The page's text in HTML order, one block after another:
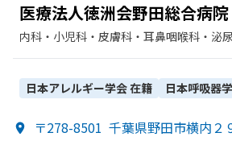
医療法人徳洲会野田総合病院
内科・​小児科・​皮膚科・​耳鼻咽喉科・​泌
科・​呼吸器外科・​臨床検査・病理診断・​
腺外科・​救急科・​形成外科・​血液内科・​神
日本アレルギー学会在籍 日本呼吸器
〒278-8501 千葉県野田市横内２